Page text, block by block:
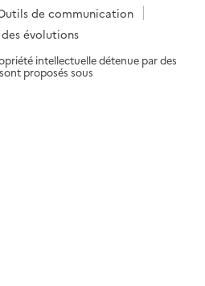
de communication
évolutions
intellectuelle détenue par des
proposés sous